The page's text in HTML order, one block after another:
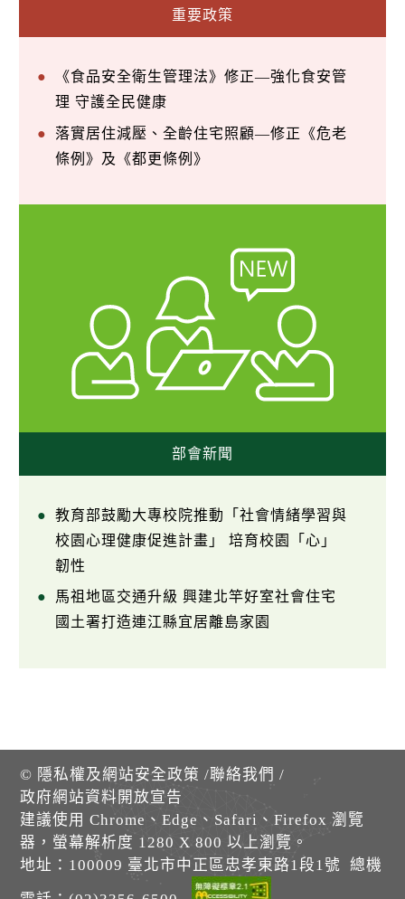
重要政策
《食品安全衛生管理法》修正—強化食安管
理 守護全民健康
落實居住減壓、全齡住宅照顧—修正《危老
條例》及《都更條例》
部會新聞
教育部鼓勵大專校院推動「社會情緒學習與
校園心理健康促進計畫」 培育校園「心」
韌性
馬祖地區交通升級 興建北竿好室社會住宅
國土署打造連江縣宜居離島家園
© 隱私權及網站安全政策 /聯絡我們 /
政府網站資料開放宣告
建議使用 Chrome、Edge、Safari、Firefox 瀏覽
器，螢幕解析度 1280 X 800 以上瀏覽。
地址：100009 臺北市中正區忠孝東路1段1號 總機